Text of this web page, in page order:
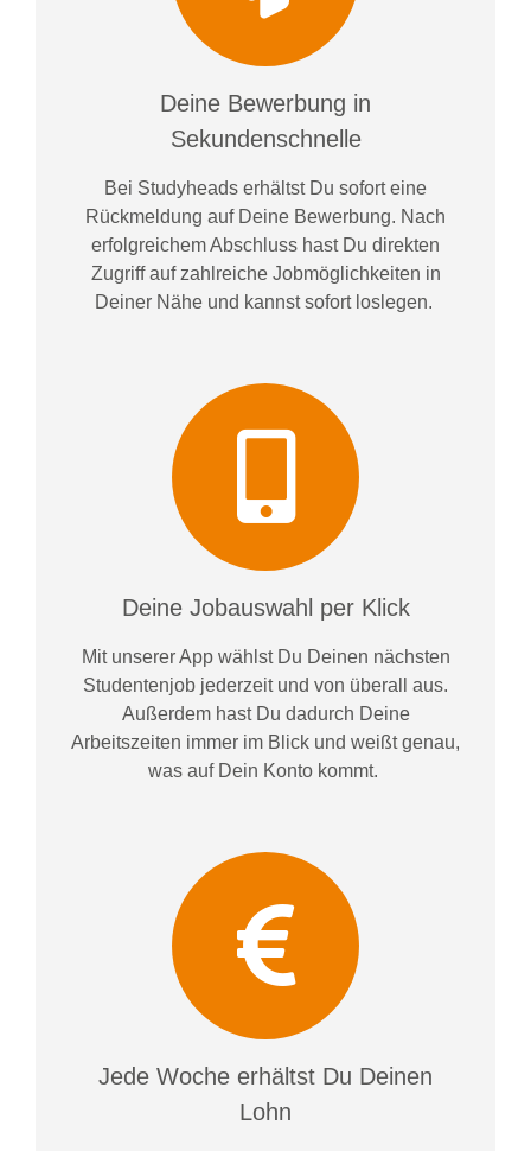
Deine Bewerbung in
Sekundenschnelle
Bei Studyheads erhältst Du sofort eine
Rückmeldung auf Deine Bewerbung. Nach
erfolgreichem Abschluss hast Du direkten
Zugriff auf zahlreiche Jobmöglichkeiten in
Deiner Nähe und kannst sofort loslegen.
Deine Jobauswahl per Klick
Mit unserer App wählst Du Deinen nächsten
Studentenjob jederzeit und von überall aus.
Außerdem hast Du dadurch Deine
Arbeitszeiten immer im Blick und weißtgenau,
was auf Dein Konto kommt.
Jede Woche erhältst Du Deinen
Lohn